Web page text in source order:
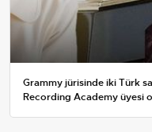
Grammy jürisinde iki Türk
Recording Academy üyesi